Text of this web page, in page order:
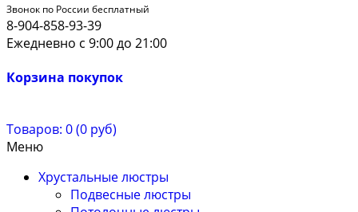
Звонок по России бесплатный
8-904-858-93-39
Ежедневно с 9:00 до 21:00
Корзина покупок
Товаров: 0 (0 руб)
Меню
Хрустальные люстры
Подвесные люстры